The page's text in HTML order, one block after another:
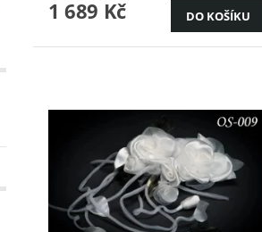
1 689 Kč